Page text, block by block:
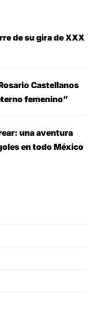
de su gira de XXX
Castellanos
femenino”
una aventura
en todo México